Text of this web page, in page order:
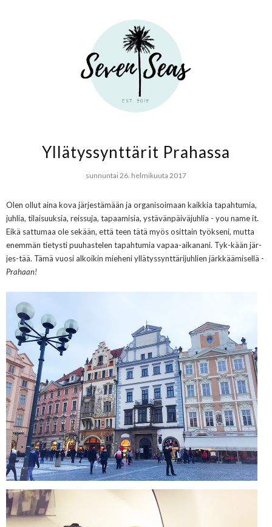
Yllätyssynttärit Prahassa
sunnuntai 26. helmikuuta 2017
Olen ollut aina kova järjestämään ja organisoimaan kaikkia tapahtumia,
juhlia, tilaisuuksia, reissuja, tapaamisia, ystävänpäiväjuhlia - you name it.
Eikä sattumaa ole sekään, että teen tätä myös osittain työkseni, mutta
enemmän tietysti puuhastelen tapahtumia vapaa-aikanani. Tyk-kään jär-
jes-tää. Tämä vuosi alkoikin mieheni yllätyssynttärijuhlien järkkäämisellä -
Prahaan!